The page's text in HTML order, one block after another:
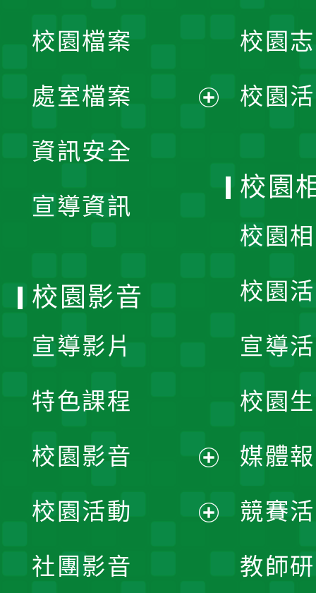
單
校園檔案
處室檔案
資訊安全
宣導資訊
校園
校園
校園
校園
校園
宣導
校園
媒體
競賽
教師
校園影音
宣導影片
特色課程
校園影音
開
校園活動
社團影音